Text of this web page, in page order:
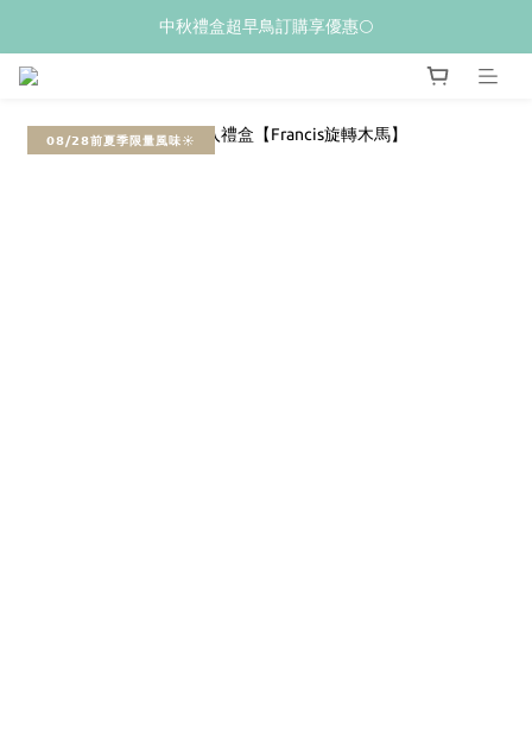
𝙒𝙚𝙡𝙘𝙤𝙢𝙚💝 新加入會員贈$𝟭𝟬𝟬購物金
中秋禮盒超早鳥訂購享優惠🌕
𝙒𝙚𝙡𝙘𝙤𝙢𝙚💝 新加入會員贈$𝟭𝟬𝟬購物金
𝟬𝟴/𝟮𝟴前夏季限量風味☀️